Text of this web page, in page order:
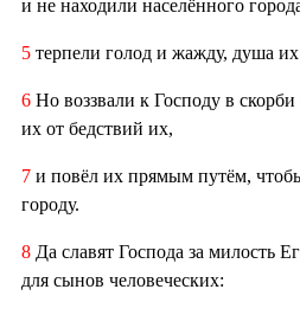
и не находили населённого
5 терпели голод и жажду, душа их
6 Но воззвали к Господу в
их от бедствий их,
7 и повёл их прямым путём,
городу.
8 Да славят Господа за милость
для сынов человеческих: